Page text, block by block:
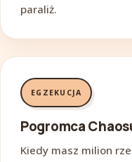
paraliż.
EGZEKUCJA
Pogromca
Kiedy masz milion